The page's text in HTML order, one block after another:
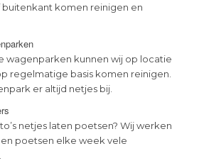
komen reinigen en
wagenparken kunnen wij op locatie
regelmatige basis komen reinigen.
er altijd netjes bij.
netjes laten poetsen? Wij werken
poetsen elke week vele